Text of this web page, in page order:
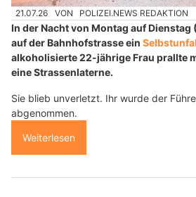
21.07.26 VON POLIZEI.NEWS REDAKTION
In der Nacht von Montag auf Dienstag
auf der Bahnhofstrasse ein
alkoholisierte 22-jährige Frau prallte
eine Strassenlaterne.
Sie blieb unverletzt. Ihr wurde der
abgenommen.
Weiterlesen